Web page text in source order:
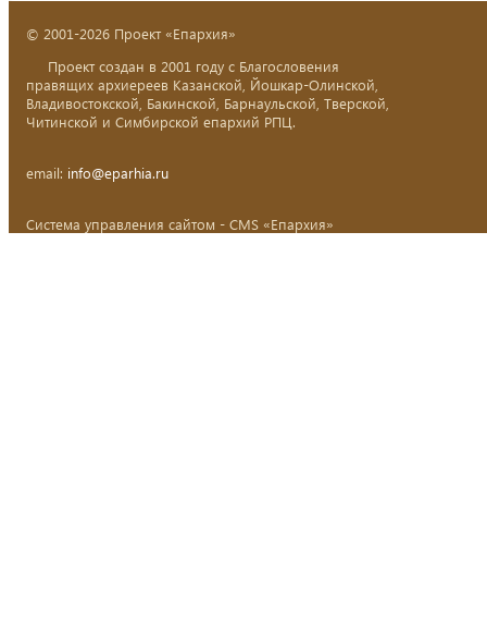
© 2001-2026 Проект «Епархия»
Проект создан в 2001 году с Благословения
правящих архиереев Казанской, Йошкар-Олинской,
Владивостокской, Бакинской, Барнаульской, Тверской,
Читинской и Симбирской епархий РПЦ.
email: info@eparhia.ru
Система управления сайтом - CMS «Епархия»